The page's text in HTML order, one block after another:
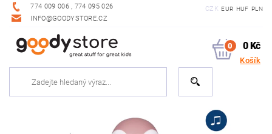
774 009 006 , 774 095 026
INFO@GOODYSTORE.CZ
CZK EUR HUF PLN
0 0 Kč
Košík